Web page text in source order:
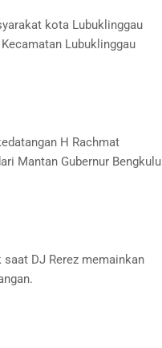
kota Lubuklinggau
Lubuklinggau
H Rachmat
Mantan Gubernur Bengkulu
DJ Rerez memainkan